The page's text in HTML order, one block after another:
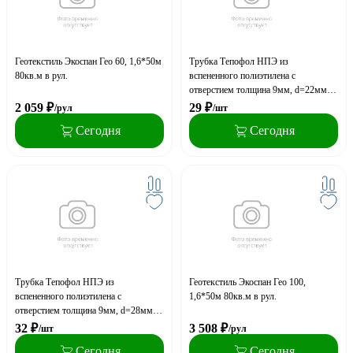
Геотекстиль Экоспан Гео 60, 1,6*50м
80кв.м в рул.
2 059 ₽/рул
Сегодня
Трубка Тепофол НПЭ из
вспененного полиэтилена с
отверстием толщина 9мм, d=22мм,
длина 2м (упаковка 150м.п.)
29 ₽/шт
Сегодня
Трубка Тепофол НПЭ из
вспененного полиэтилена с
отверстием толщина 9мм, d=28мм,
длина 2м (упаковка 100м.п.)
32 ₽/шт
Геотекстиль Экоспан Гео 100,
1,6*50м 80кв.м в рул.
3 508 ₽/рул